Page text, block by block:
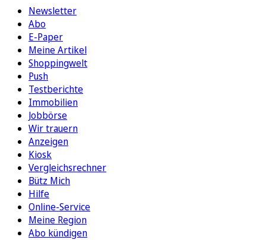
Newsletter
Abo
E-Paper
Meine Artikel
Shoppingwelt
Push
Testberichte
Immobilien
Jobbörse
Wir trauern
Anzeigen
Kiosk
Vergleichsrechner
Bütz Mich
Hilfe
Online-Service
Meine Region
Abo kündigen